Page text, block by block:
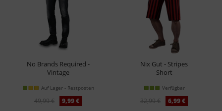
No Brands Required -
Vintage
Auf Lager - Restposten
49,99 € 9,99 €
Nix Gut - Stripes
Short
Verfügbar
32,99 € 6,99 €